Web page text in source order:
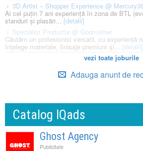
3D Artist – Shopper Experience @
Ai cel puțin 7 ani experiență în zona de BTL
standuri și plasări...[detalii]
Specialist Productie @ Godmother
Căutăm un profesionist versatil, cu experiență
înțelege materiale, finisaje premium și... [detalii]
vezi toate joburile
Adauga anunt de
Catalog IQads
Ghost Agency
Publicitate